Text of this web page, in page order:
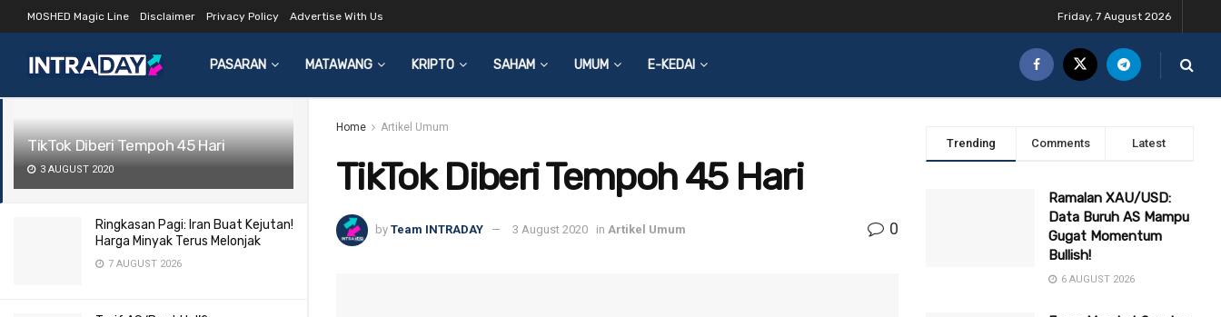
LATEST TRENDING Filter
TikTok Diberi Tempoh 45 Hari
3 AUGUST 2020
Ringkasan Pagi: Iran Buat Kejutan!
Harga Minyak Terus Melonjak
7 AUGUST 2026
MOSHED Magic Line Disclaimer Privacy Policy Advertise With Us Friday, 7 August 2026
PASARAN MATAWANG KRIPTO SAHAM UMUM E-KEDAI
Home Artikel Umum
TikTok Diberi Tempoh 45 Hari
by Team INTRADAY 3 August 2020 in Artikel Umum 0
Trending Comments Latest
Ramalan XAU/USD:
Data Buruh AS Mampu
Gugat Momentum
Bullish!
6 AUGUST 2026